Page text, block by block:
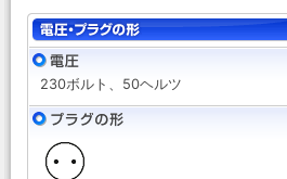
230ボルト、50ヘルツ